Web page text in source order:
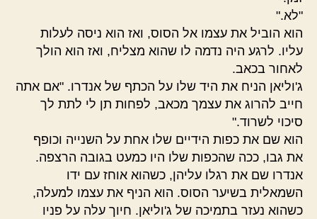
"לא."
הוא הוביל את עצמו אל הסוס, ואז הוא ניסה לעלות
עליו. לרגע היה נדמה לו שהוא מצליח, ואז הוא הולך
לאחור בכאב.
ג'וליאן הניח את היד שלו על הכתף של אנדרו. "אם אתה
חייב להרוג את עצמך מכאב, לפחות תן לי לתת לך
סיכוי לשרוד."
הוא שם את כפות הידיים שלו אחת על השנייה וכופף
את גבו, ככה שהכפות שלו היו כמעט בגובה הרצפה.
אנדרו שם את רגלו עליהן, כשהוא אוחז עם ידו
השמאלית בשיער הסוס. הוא הניף את עצמו למעלה,
כשהוא נעזר בתמיכה של ג'וליאן. חיוך עלה על פניו